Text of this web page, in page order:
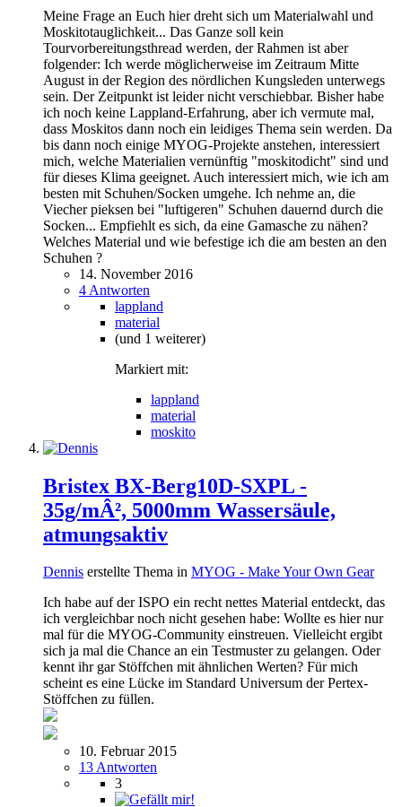
Meine Frage an Euch hier dreht sich um Materialwahl und
Moskitotauglichkeit... Das Ganze soll kein
Tourvorbereitungsthread werden, der Rahmen ist aber
folgender: Ich werde möglicherweise im Zeitraum Mitte
August in der Region des nördlichen Kungsleden unterwegs
sein. Der Zeitpunkt ist leider nicht verschiebbar. Bisher habe
ich noch keine Lappland-Erfahrung, aber ich vermute mal,
dass Moskitos dann noch ein leidiges Thema sein werden. Da
bis dann noch einige MYOG-Projekte anstehen, interessiert
mich, welche Materialien vernünftig "moskitodicht" sind und
für dieses Klima geeignet. Auch interessiert mich, wie ich am
besten mit Schuhen/Socken umgehe. Ich nehme an, die
Viecher pieksen bei "luftigeren" Schuhen dauernd durch die
Socken... Empfiehlt es sich, da eine Gamasche zu nähen?
Welches Material und wie befestige ich die am besten an den
Schuhen ?
14. November 2016
4 Antworten
lappland
material
(und 1 weiterer)
Markiert mit:
lappland
material
moskito
Bristex BX-Berg10D-SXPL -
35g/mÂ², 5000mm Wassersäule,
atmungsaktiv
Dennis erstellte Thema in MYOG - Make Your Own Gear
Ich habe auf der ISPO ein recht nettes Material entdeckt, das
ich vergleichbar noch nicht gesehen habe: Wollte es hier nur
mal für die MYOG-Community einstreuen. Vielleicht ergibt
sich ja mal die Chance an ein Testmuster zu gelangen. Oder
kennt ihr gar Stöffchen mit ähnlichen Werten? Für mich
scheint es eine Lücke im Standard Universum der Pertex-
Stöffchen zu füllen.
10. Februar 2015
13 Antworten
3